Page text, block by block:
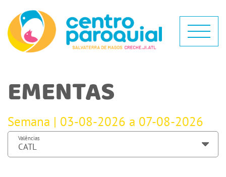
EMENTAS
Semana | 03-08-2026 a 07-08-2026
Valências